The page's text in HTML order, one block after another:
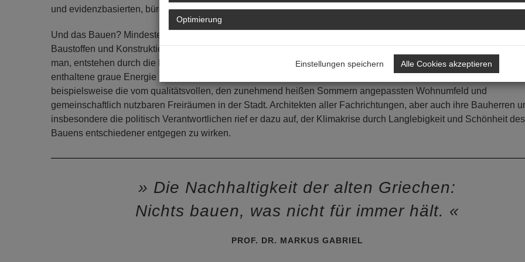
und evidenzbasierten, bürgerschaftlichen Diskursen.
Und das Bauen? Mindestens zur Klimakrise trägt der Bausektor weltweit gehörig bei: Flächenverbrauch, die Wahl
Baustoffen und Konstruktionsweisen sind die Stichworte. Alleine acht Prozent des weltweiten CO2-Ausstoßes, so
man, entstehen durch die Produktion von Zement. Gabriel rief zur klugen Nutzung des Vorhandenen auf, um die
enthaltene graue Energie zu sichern. Zu den technischen, treten für ihn die sozialen Fragen der Nachhaltigkeit,
beispielsweise die vom qualitätsvollen, den zunehmend heißen Sommern angepassten Wohnumfeld und
gemeinschaftlich nutzbaren Freiräumen in der Stadt. Architekten aller Fachrichtungen, aber auch ihre Bauherren
insbesondere die politisch Verantwortlichen rief er dazu auf, der Klimakrise durch Langlebigkeit und Schönheit des
Bauens entschiedener entgegen zu wirken.
Die Nachhaltigkeit der alten Griechen:
Nichts bauen, was nicht für immer hält.
PROF. DR. MARKUS GABRIEL
Optimierung
Einstellungen speichern Alle Cookies akzeptieren